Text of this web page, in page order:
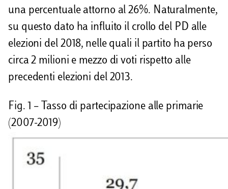
una percentuale attorno al 26%. Naturalmente,
su questo dato ha influito il crollo del PD alle
elezioni del 2018, nelle quali il partito ha perso
circa 2 milioni e mezzo di voti rispetto alle
precedenti elezioni del 2013.
Fig. 1 – Tasso di partecipazione alle primarie
(2007-2019)